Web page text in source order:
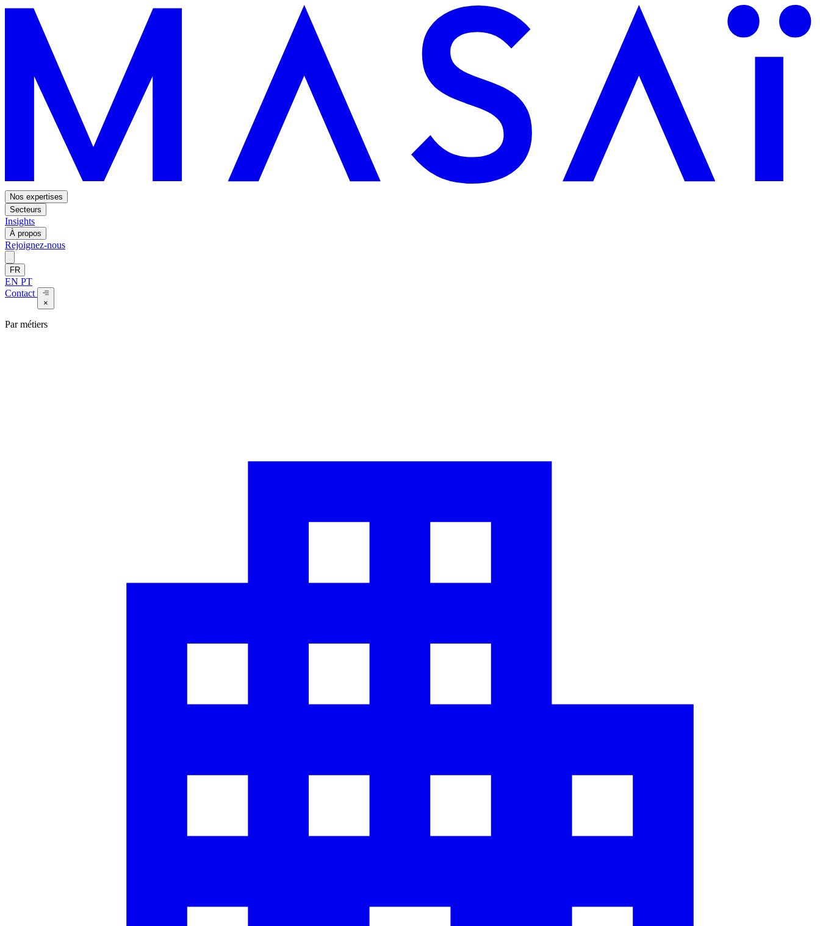
Nos expertises
Secteurs
Insights
À propos
Rejoignez-nous
FR
EN PT
Contact
×
Par métiers